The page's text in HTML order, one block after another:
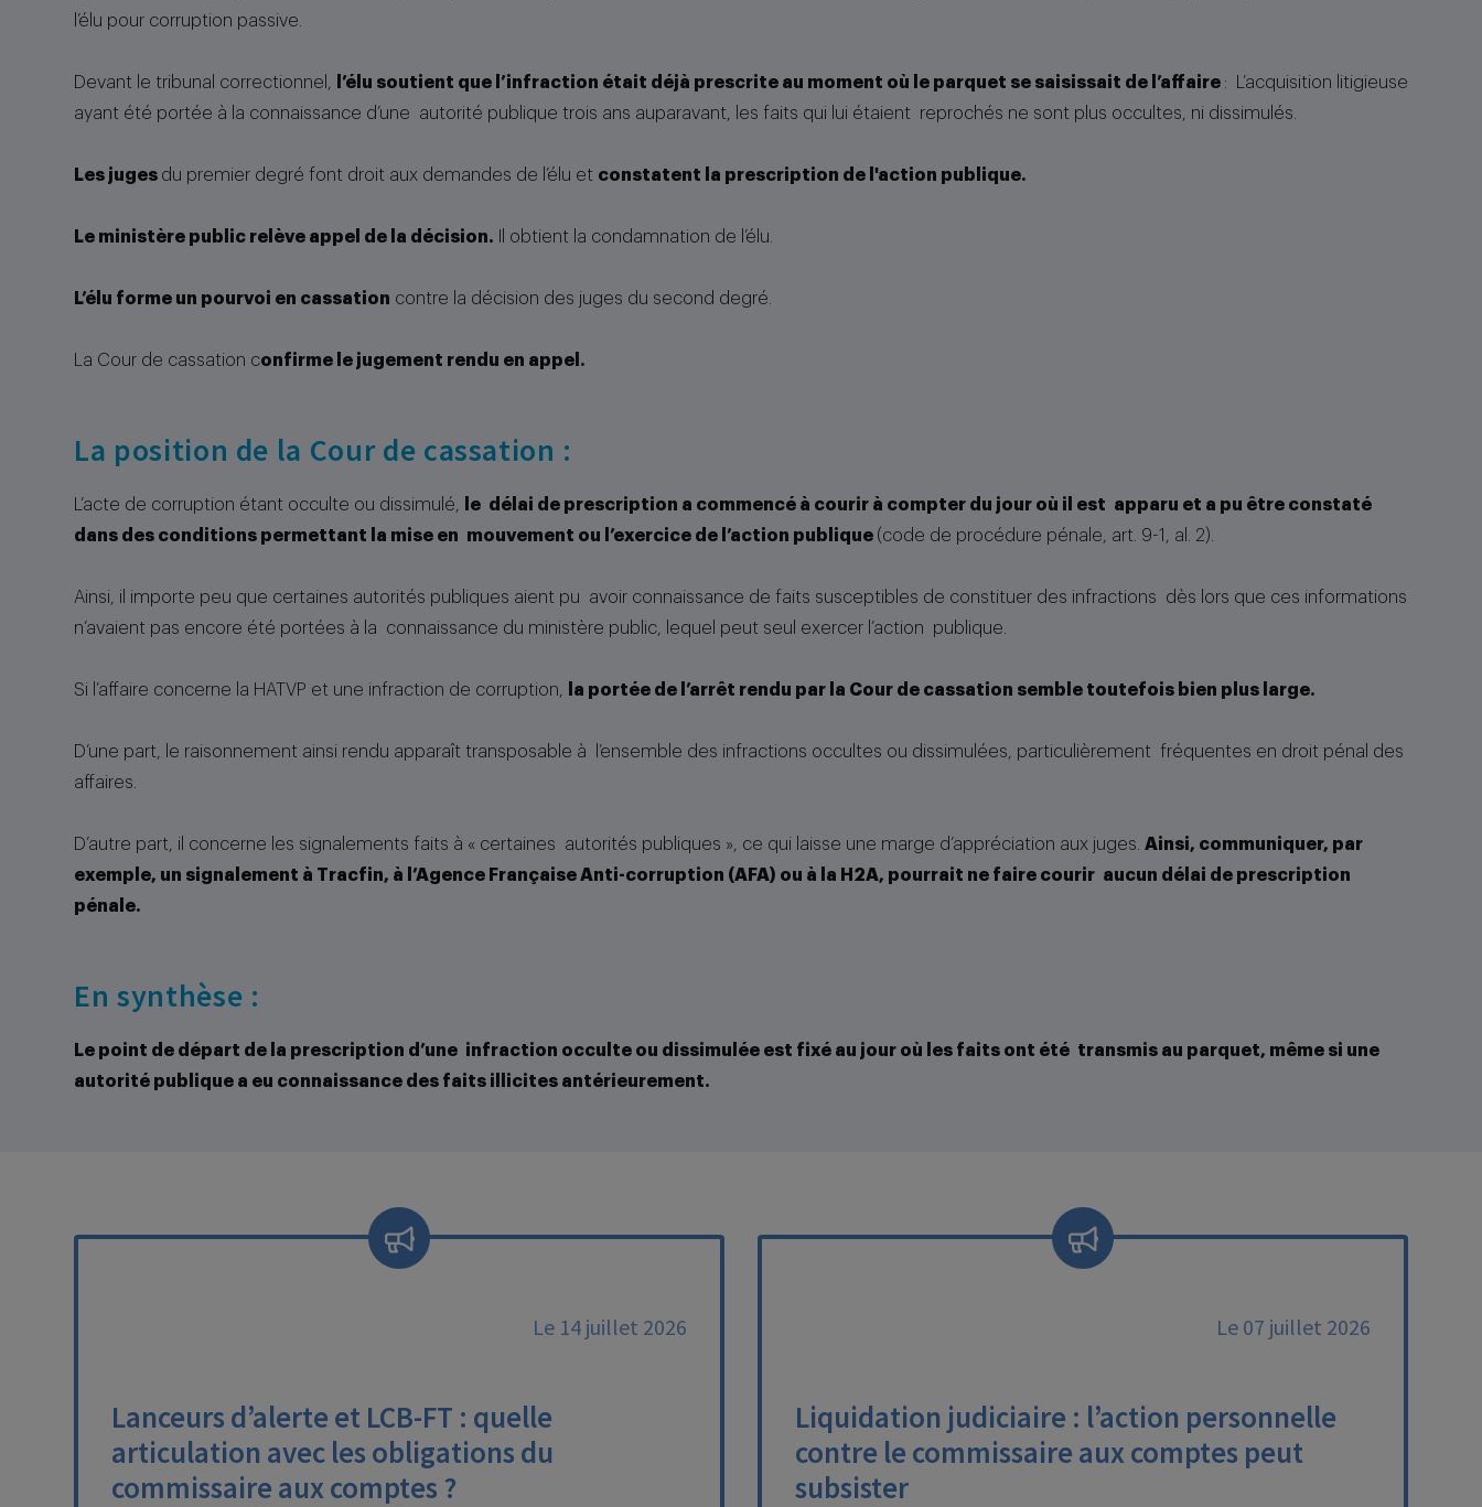
l’élu pour corruption passive.
Devant le tribunal correctionnel, l’élu soutient que l’infraction était déjà prescrite au moment où le parquet se saisissait de l’affaire : L’acquisition litigieuse
ayant été portée à la connaissance d’une autorité publique trois ans auparavant, les faits qui lui étaient reprochés ne sont plus occultes, ni dissimulés.
Les juges du premier degré font droit aux demandes de l’élu et constatent la prescription de l'action publique.
Le ministère public relève appel de la décision. Il obtient la condamnation de l’élu.
L’élu forme un pourvoi en cassation contre la décision des juges du second degré.
La Cour de cassation confirme le jugement rendu en appel.
La position de la Cour de cassation :
L’acte de corruption étant occulte ou dissimulé,
le délai de prescription a commencé à courir à compter du jour où il est apparu et a pu être constaté
dans des conditions permettant la mise en mouvement ou l’exercice de l’action publique (code de procédure pénale, art. 9-1, al. 2).
Ainsi, il importe peu que certaines autorités publiques aient pu avoir connaissance de faits susceptibles de constituer des infractions dès lors que ces informations
n’avaient pas encore été portées à la connaissance du ministère public, lequel peut seul exercer l’action publique.
Si l’affaire concerne la HATVP et une infraction de corruption, la portée de l’arrêt rendu par la Cour de cassation semble toutefois bien plus large.
D’une part, le raisonnement ainsi rendu apparaît transposable à l’ensemble des infractions occultes ou dissimulées, particulièrement fréquentes en droit pénal des
affaires.
D’autre part, il concerne les signalements faits à « certaines autorités publiques », ce qui laisse une marge d’appréciation aux juges. Ainsi, communiquer, par
exemple, un signalement à Tracfin, à l’Agence Française Anti-corruption (AFA) ou à la H2A, pourrait ne faire courir aucun délai de prescription
pénale.
En synthèse :
Le point de départ de la prescription d’une infraction occulte ou dissimulée est fixé au jour où les faits ont été transmis au parquet, même si une
autorité publique a eu connaissance des faits illicites antérieurement.
Le 14 juillet 2026
Lanceurs d’alerte et LCB-FT : quelle
articulation avec les obligations du
commissaire aux comptes ?
Le 07 juillet 2026
Liquidation judiciaire : l’action personnelle
contre le commissaire aux comptes peut
subsister